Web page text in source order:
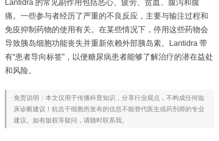
Lantidra 的常见副作用包括恶心、疲劳、贫血、腹泻和腹
痛。一些参与者经历了严重的不良反应，主要与输注过程和
免疫抑制药物的使用有关。在某些情况下，停用这些药物会
导致胰岛细胞功能丧失并重新依赖外部胰岛素。Lantidra 带
有“患者导向标签”，以便糖尿病患者能够了解治疗的潜在益处
和风险。
免责说明：本文仅用于传播科普知识，分享行业观点，不构成任何临
床诊断建议！杭吉干细胞所发布的信息不能替代医生或药剂师的专业
建议。如有版权等疑问，请随时联系我。